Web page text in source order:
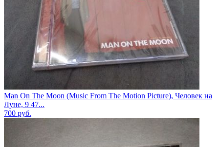
Man On The Moon (Music From The Motion Picture), Человек на
Луне, 9 47...
700 руб.